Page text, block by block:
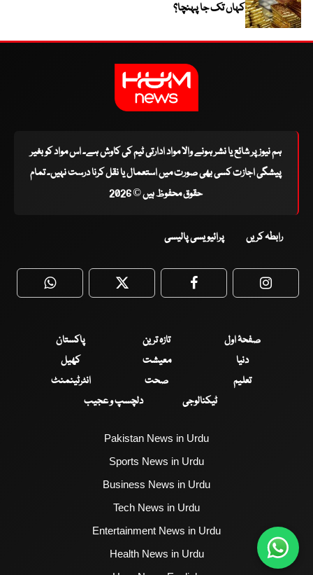
کہاں تک جا پہنچا؟
ہم نیوز پر شائع یا نشر ہونے والا مواد ادارتی ٹیم کی کاوش ہے۔ اس مواد کو بغیر
پیشگی اجازت کسی بھی صورت میں استعمال یا نقل کرنا درست نہیں۔ تمام
حقوق محفوظ ہیں © 2026
رابطہ کریں پرائیویسی پالیسی
WhatsApp Twitter Facebook
صفحۂ اول تازہ ترین
پاکستان
دنیا
معیشت
کھیل
تعلیم
صحت
انٹرٹینمنٹ
ٹیکنالوجی
دلچسپ و عجیب
Pakistan News in Urdu
Sports News in Urdu
Business News in Urdu
Tech News in Urdu
Entertainment News in Urdu
Health News in Urdu